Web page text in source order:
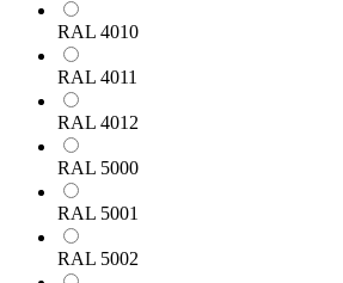
RAL 4010
RAL 4011
RAL 4012
RAL 5000
RAL 5001
RAL 5002